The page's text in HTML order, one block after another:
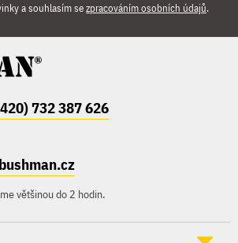
a souhlasím sezpracováním osobních údajů.
732 387 626
většinou do 2 hodin.